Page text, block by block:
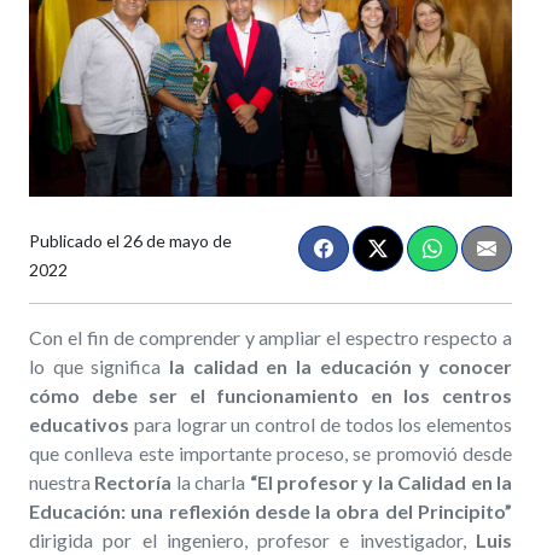
Publicado el 26 de mayo de
2022
Con el fin de comprender y ampliar el espectro respecto a
lo que significa la calidad en la educación y conocer
cómo debe ser el funcionamiento en los centros
educativos para lograr un control de todos los elementos
que conlleva este importante proceso , se promovió desde
nuestra Rectoría la charla “El profesor y la Calidad en la
Educación: una reflexión desde la obra del Principito”
dirigida por el ingeniero, profesor e investigador, Luis